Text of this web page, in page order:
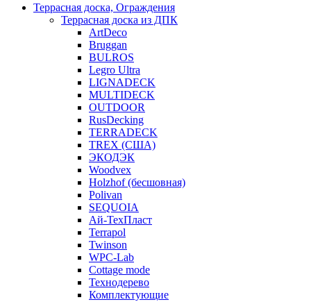
Террасная доска, Ограждения
Террасная доска из ДПК
ArtDeco
Bruggan
BULROS
Legro Ultra
LIGNADECK
MULTIDECK
OUTDOOR
RusDecking
TERRADECK
TREX (США)
ЭКОДЭК
Woodvex
Holzhof (бесшовная)
Polivan
SEQUOIA
Ай-ТехПласт
Terrapol
Twinson
WPC-Lab
Cottage mode
Технодерево
Комплектующие